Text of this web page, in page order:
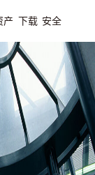
产
台
下载
专区
安全
教育